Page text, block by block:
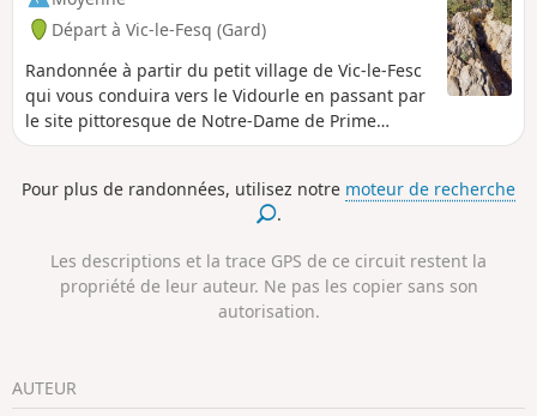
Départ à Vic-le-Fesq (Gard)
Randonnée à partir du petit village de Vic-le-Fesc
qui vous conduira vers le Vidourle en passant par
le site pittoresque de Notre-Dame de Prime
Combe avec ses statues géantes, son chemin de
Pour plus de randonnées, utilisez notre moteur de recherche
.
Les descriptions et la trace GPS de ce circuit restent la
propriété de leur auteur. Ne pas les copier sans son
autorisation.
AUTEUR